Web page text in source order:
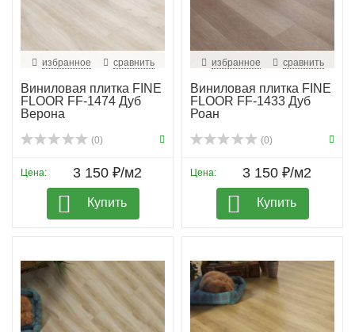
избранное сравнить
Виниловая плитка FINE
FLOOR FF-1474 Дуб
Верона
(0)
Цена: 3 150 ₽/м2
Купить
избранное сравнить
Виниловая плитка FINE
FLOOR FF-1433 Дуб
Роан
(0)
Цена: 3 150 ₽/м2
Купить